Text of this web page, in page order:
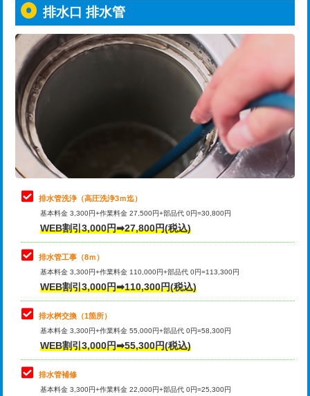
用（追加）/3ｍ超え)
給水管工事※（ライニング鋼管・銅
管・ポリ管・HT管使用/3ｍまで)
44,000円
給水管工事※（ライニング鋼管・銅
管・ポリ管・HT管使用/3ｍ超え)
+8,800円
排水管工事（土の掘削・埋め戻し作
業）
11,000円~
排水管工事（排水管工事/3ｍまで） 55,000円
排水管工事（追加 排水管工事/3ｍ超
え）
マス交換（土の掘削・埋め戻し作業）
マス交換（深さ50㎝未満）
マス交換（深さ50㎝以上）
コンクリート斫り（厚さ10㎝まで）
コンクリート斫り（厚さ10㎝超え）
モルタル補修（厚さ10㎝まで）
トーラー機使用/3mまで
追加トーラー機使用/3m超え +3,300円
カメラ調査 33,000円
桝清掃 8,800円
止水・漏水調査・防水処理・清掃・修
理・調整・分解・加工など（軽作業）
11,000円
止水・漏水調査・防水処理・清掃・修
理・調整・分解・加工など（中作業）
22,000円
止水・漏水調査・防水処理・清掃・修
理・調整・分解・加工など（重作業）
33,000円
その他部品の脱着
交換・取付（タンク）
交換・取付(単水栓（壁付・デッキ
式）)
交換・取付(混合水栓（壁付・デッキ
式・ワンホール）)
16,500円+材料費
排水口 排水管
排水管洗浄（高圧洗浄3ｍ迄）
基本料金 3,300円+作業料金 27,500円+部品代 0円=30,800円
WEB割引3,000円➡27,800円(税込)
排水管工事（8ｍ）
基本料金 3,300円+作業料金 110,000円+部品代 0円=113,300円
WEB割引3,000円➡110,300円(税込)
排水桝交換（1箇所）
基本料金 3,300円+作業料金 55,000円+部品代 0円=58,300円
WEB割引3,000円➡55,300円(税込)
排水管補修
基本料金 3,300円+作業料金 22,000円+部品代 0円=25,300円